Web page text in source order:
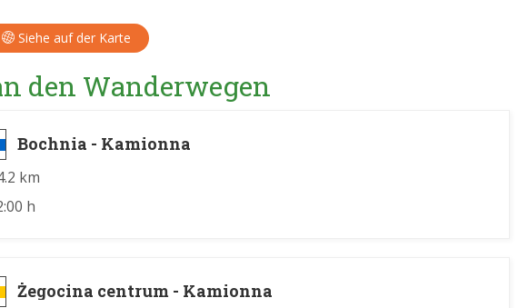
Siehe auf der Karte
den Wanderwegen
Bochnia - Kamionna
km
h
Żegocina centrum - Kamionna